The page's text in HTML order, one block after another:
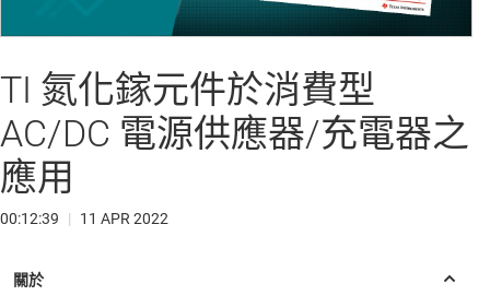
Video
TI 氮化鎵元件於消費型
AC/DC 電源供應器/充電器之
應用
00:12:39 | 11 APR 2022